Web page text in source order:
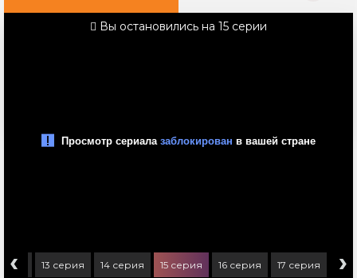
Вы остановились на 15 серии
‹ 13 серия 14 серия 15 серия 16 серия 17 серия ›